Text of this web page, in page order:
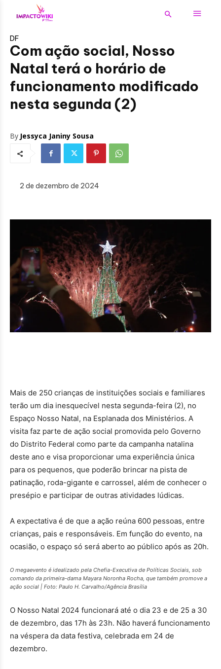
DF
Com ação social, Nosso
Natal terá o horário de
funcionamento modificado
nesta segunda (2)
By Jessyca Janiny Sousa
2 de dezembro de 2024
Mais de 250 crianças de instituições sociais e familiares
terão um dia inesquecível nesta segunda-feira (2), no
Espaço Nosso Natal, na Esplanada dos Ministérios. A
visita faz parte de ação social promovida pelo Governo
do Distrito Federal como parte da campanha natalina
deste ano e visa proporcionar uma experiência única
para os pequenos, que poderão brincar na pista de
patinação, roda-gigante e carrossel, além de conhecer o
presépio e participar de outras atividades lúdicas.
A expectativa é de que a ação reúna 600 pessoas, entre
crianças, pais e responsáveis. Em função do evento, na
ocasião, o espaço só será aberto ao público após as 20h.
O megaevento é idealizado pela Chefia-Executiva de Políticas Sociais, sob
comando da primeira-dama Mayara Noronha Rocha, que também promove a
ação social | Foto: Paulo H. Carvalho/Agência Brasília
O Nosso Natal 2024 funcionará até o dia 23 e de 25 a 30
de dezembro, das 17h às 23h. Não haverá funcionamento
na véspera da data festiva, celebrada em 24 de
dezembro.